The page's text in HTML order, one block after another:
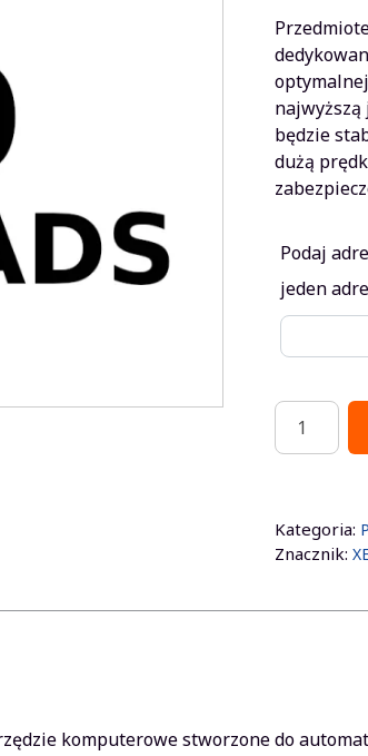
najwyższą
będzie
dużą
Podaj
jeden
ilość
XEvil
proxy
na
30
Kategoria:
Znacznik:
komputerowe stworzone do